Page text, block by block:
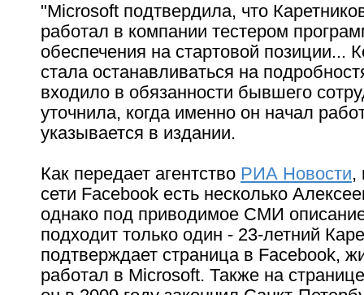
"Microsoft подтвердила, что
работал в компании тестером
обеспечения на стартовой позиции...
стала останавливаться на
входило в обязанности бывшего
уточнила, когда именно он начал
указывается в издании.
Как передает агентство РИА Новости,
сети Facebook есть несколько
однако под приводимое СМИ
подходит только один - 23-летний
подтверждает cтраница в Facebook,
работал в Microsoft. Также на